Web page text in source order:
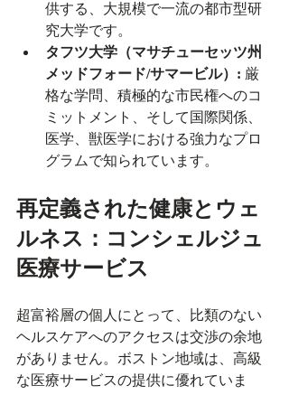
供する、大規模で一流の都市型研
究大学です。
タフツ大学（マサチューセッツ州
メッドフォード/サマービル）: 厳
格な学問、積極的な市民権へのコ
ミットメント、そして国際関係、
医学、獣医学における強力なプロ
グラムで知られています。
再定義された健康とウェ
ルネス：コンシェルジュ
医療サービス
超富裕層の個人にとって、比類のない
ヘルスケアへのアクセスは交渉の余地
がありません。ボストン地域は、高級
な医療サービスの提供に優れていま